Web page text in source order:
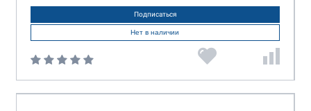
Подписаться
Нет в наличии